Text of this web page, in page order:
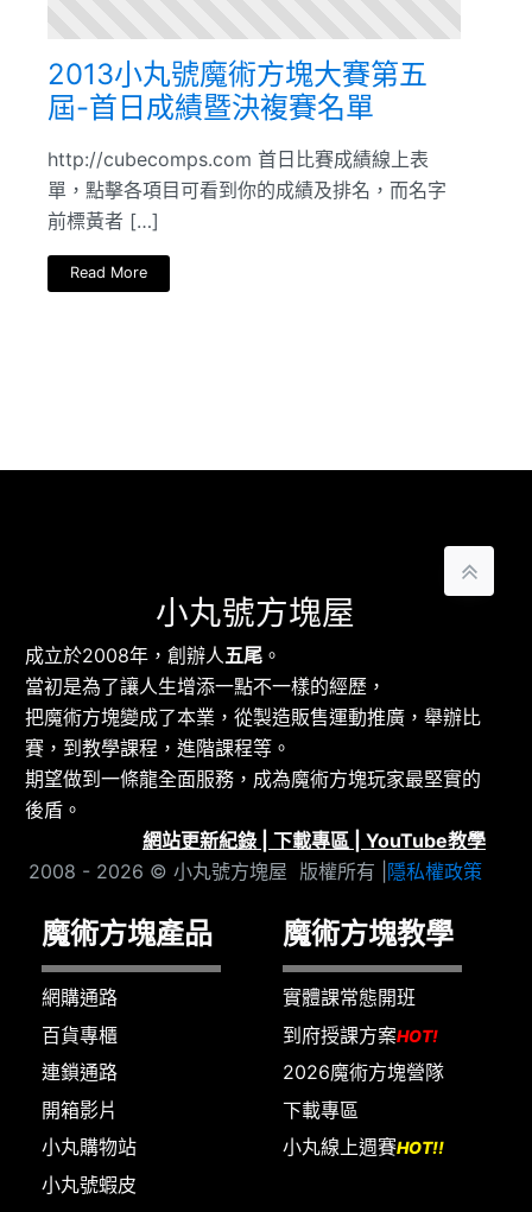
2013小丸號魔術方塊大賽第五
屆-首日成績暨決複賽名單
http://cubecomps.com 首日比賽成績線上表
單，點擊各項目可看到你的成績及排名，而名字
前標黃者 […]
Read More
小丸號方塊屋
成立於2008年，創辦人五尾 。
當初是為了讓人生增添一點不一樣的經歷，
把魔術方塊變成了本業，從製造販售運動推廣，舉辦比
賽，到教學課程，進階課程等。
期望做到一條龍全面服務，成為魔術方塊玩家最堅實的
後盾。
網站更新紀錄
下載專區
YouTube教學
2008 - 2026 © 小丸號方塊屋 版權所有 | 隱私權政策
魔術方塊產品
網購通路
百貨專櫃
連鎖通路
開箱影片
小丸購物站
小丸號蝦皮
魔術方塊教學
實體課常態開班
到府授課方案HOT!
2026魔術方塊營隊
下載專區
小丸線上週賽HOT!!